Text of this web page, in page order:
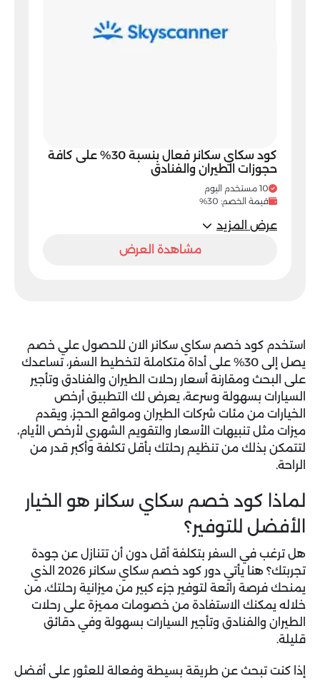
كود سكاي سكانر فعال بنسبة 30% على كافة
حجوزات الطيران والفنادق
10 مستخدم اليوم
قيمة الخصم: 30%
عرض المزيد
مشاهدة العرض
استخدم كود خصم سكاي سكانر الان للحصول علي خصم
يصل إلى 30% على أداة متكاملة لتخطيط السفر، تساعدك
على البحث ومقارنة أسعار رحلات الطيران والفنادق وتأجير
السيارات بسهولة وسرعة، يعرض لك التطبيق أرخص
الخيارات من مئات شركات الطيران ومواقع الحجز، ويقدم
ميزات مثل تنبيهات الأسعار والتقويم الشهري لأرخص الأيام،
لتتمكن بذلك من تنظيم رحلتك بأقل تكلفة وأكبر قدر من
الراحة.
لماذا كود خصم سكاي سكانر هو الخيار
الأفضل للتوفير؟
هل ترغب في السفر بتكلفة أقل دون أن تتنازل عن جودة
تجربتك؟ هنا يأتي دور كود خصم سكاي سكانر 2026
الذي
يمنحك فرصة رائعة لتوفير جزء كبير من ميزانية رحلتك، من
خلاله يمكنك الاستفادة من خصومات مميزة على رحلات
الطيران والفنادق وتأجير السيارات بسهولة وفي دقائق
قليلة.
إذا كنت تبحث عن طريقة بسيطة وفعالة للعثور على أفضل